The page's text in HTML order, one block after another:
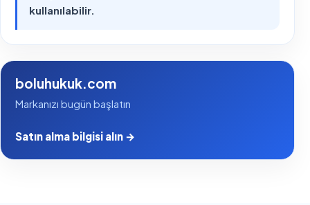
kullanılabilir.
boluhukuk.com
Markanızı bugün başlatın
Satın alma bilgisi alın →